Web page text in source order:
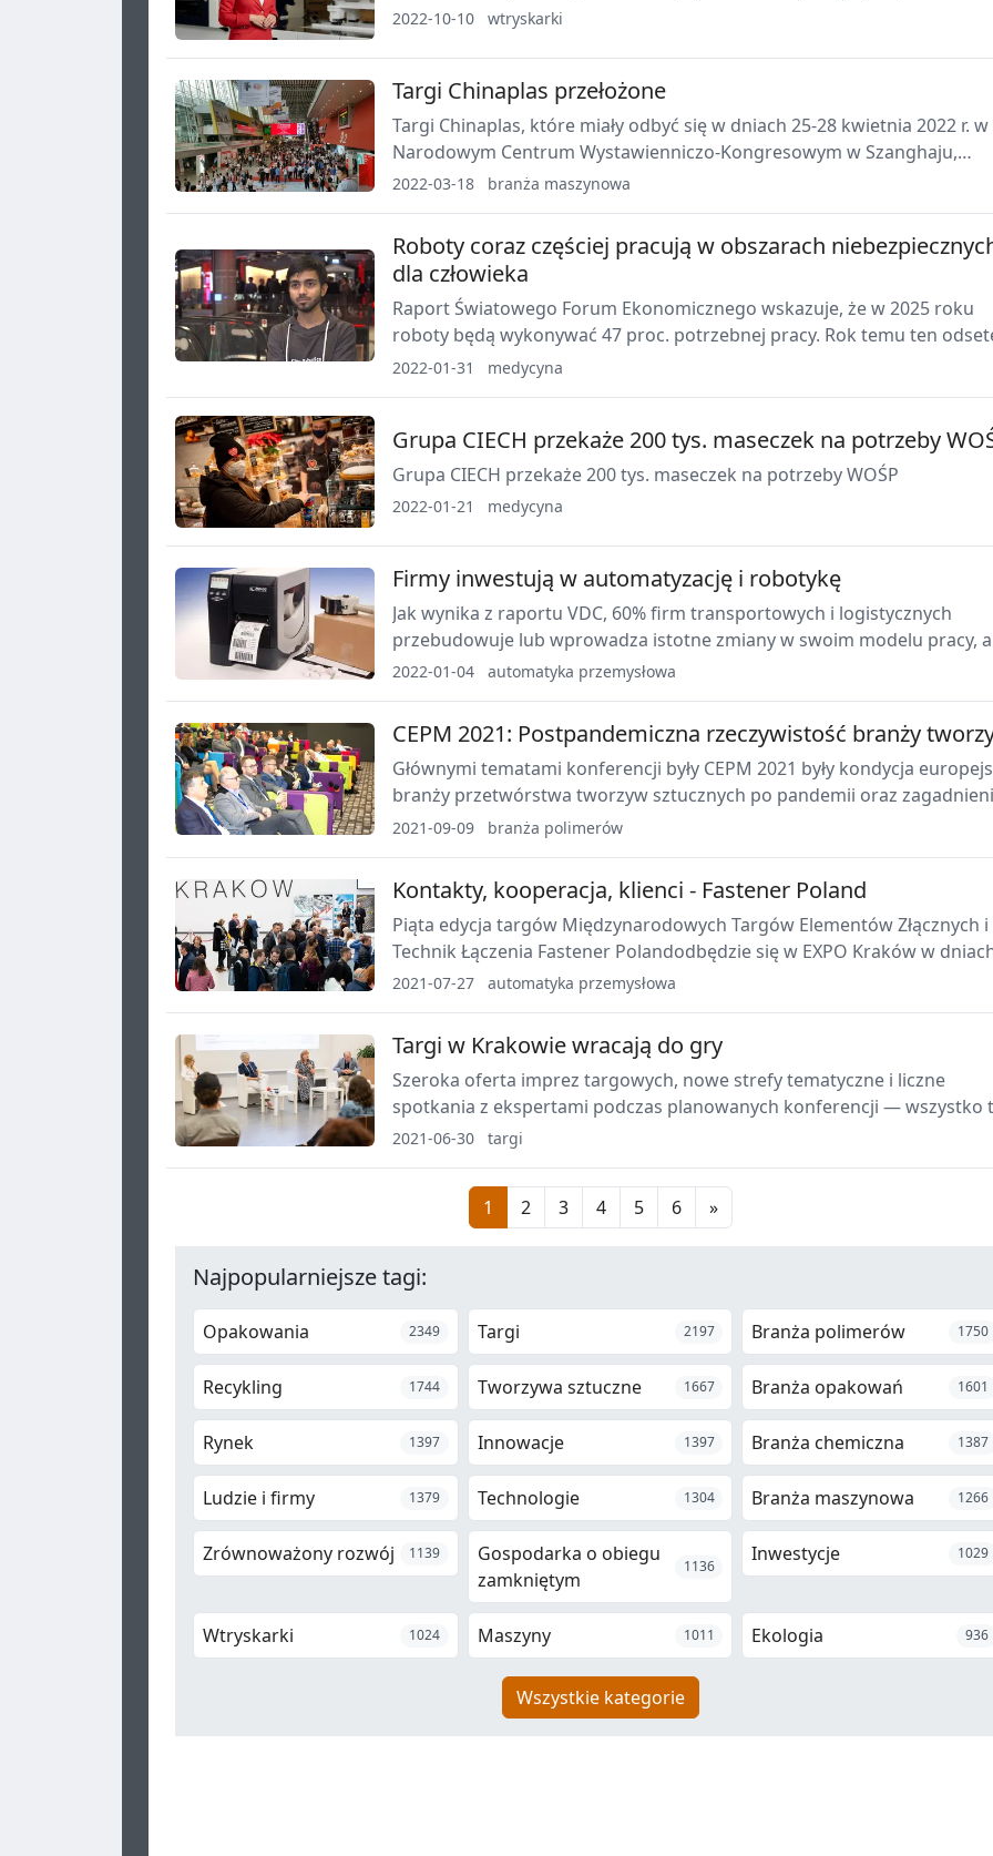
2022-10-10 wtryskarki
Targi Chinaplas przełożone
Targi Chinaplas, które miały odbyć się w dniach 25-28 kwietnia 2022 r. w
Narodowym Centrum Wystawienniczo-Kongresowym w Szanghaju,
odbędą się w innym terminie.
2022-03-18 branża maszynowa
Roboty coraz częściej pracują w obszarach
dla człowieka
Raport Światowego Forum Ekonomicznego wskazuje, że w 2025 roku
roboty będą wykonywać 47 proc. potrzebnej pracy. Rok temu ten
wynosił 33 proc. To nie musi jednak oznaczać, że roboty pozbawią pracy
2022-01-31 medycyna
Grupa CIECH przekaże 200 tys. maseczek na potrzeby
Grupa CIECH przekaże 200 tys. maseczek na potrzeby WOŚP
2022-01-21 medycyna
Firmy inwestują w automatyzację i robotykę
Jak wynika z raportu VDC, 60% firm transportowych i logistycznych
przebudowuje lub wprowadza istotne zmiany w swoim modelu pracy, a
40% z nich intensywnie przyspiesza wdrażanie systemów automatycznej
2022-01-04 automatyka przemysłowa
CEPM 2021: Postpandemiczna rzeczywistość branży
Głównymi tematami konferencji były CEPM 2021 były kondycja
branży przetwórstwa tworzyw sztucznych po pandemii oraz
związane z szeroko pojętym recyklingiem.
2021-09-09 branża polimerów
Kontakty, kooperacja, klienci - Fastener Poland
Piąta edycja targów Międzynarodowych Targów Elementów Złącznych i
Technik Łączenia Fastener Polandodbędzie się w EXPO Kraków w
6 października 2021 r.
2021-07-27 automatyka przemysłowa
Targi w Krakowie wracają do gry
Szeroka oferta imprez targowych, nowe strefy tematyczne i liczne
spotkania z ekspertami podczas planowanych konferencji — wszystko
już jesienią w Centrum Targowo-Kongresowym EXPO Kraków. -
2021-06-30 targi
1 2 3 4 5 6 »
Najpopularniejsze tagi:
Opakowania 2349 Targi 2197 Branża polimerów 1750
Recykling 1744 Tworzywa sztuczne 1667 Branża opakowań 1601
Rynek 1397 Innowacje 1397 Branża chemiczna 1387
Ludzie i firmy 1379 Technologie 1304 Branża maszynowa 1266
Zrównoważony rozwój 1139
Gospodarka o obiegu
zamkniętym
1136
Inwestycje 1029
Wtryskarki 1024 Maszyny 1011 Ekologia 936
Wszystkie kategorie